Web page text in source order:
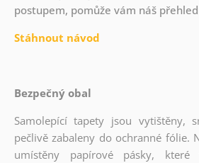
postupem, pomůže vám náš
Stáhnout návod
Bezpečný obal
Samolepící tapety jsou vytištěny,
pečlivě zabaleny do ochranné fólie.
umístěny papírové pásky, které